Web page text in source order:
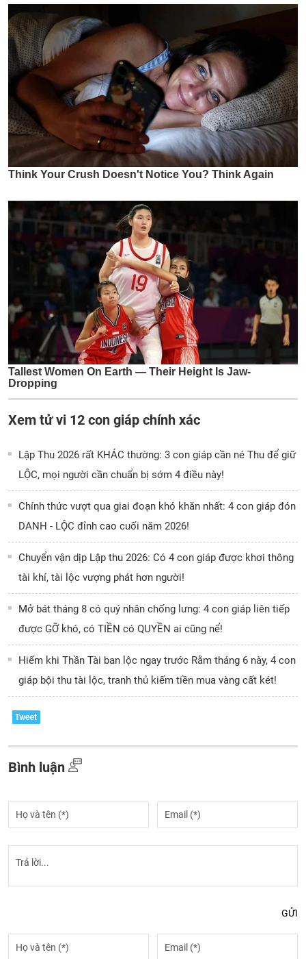
Xem tử vi 12 con giáp chính xác
Lập Thu 2026 rất KHÁC thường: 3 con giáp cần né Thu để giữ
LỘC, mọi người cần chuẩn bị sớm 4 điều này!
Chính thức vượt qua giai đoạn khó khăn nhất: 4 con giáp đón
DANH - LỘC đỉnh cao cuối năm 2026!
Chuyển vận dịp Lập thu 2026: Có 4 con giáp được khơi thông
tài khí, tài lộc vượng phát hơn người!
Mở bát tháng 8 có quý nhân chống lưng: 4 con giáp liên tiếp
được GỠ khó, có TIỀN có QUYỀN ai cũng nể!
Hiếm khi Thần Tài ban lộc ngay trước Rằm tháng 6 này, 4 con
giáp bội thu tài lộc, tranh thủ kiếm tiền mua vàng cất két!
Bình luận
GỬI